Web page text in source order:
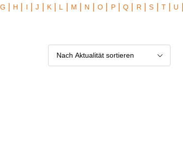
G H I |J K| L M N |O P|Q R|S T U